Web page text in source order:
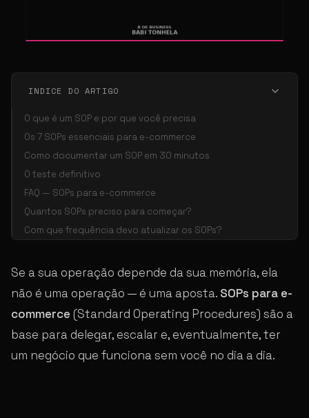
INDICE DO ARTIGO
O que é um SOP e por que você precisa
Os 7 SOPs essenciais para e-commerce
Como documentar um SOP em 30 minutos
O teste definitivo
FAQ — SOPs para e-commerce
Quantos SOPs preciso para começar?
Com que frequência devo atualizar os SOPs?
Se a sua operação depende da sua memória, ela
não é uma operação — é uma aposta. SOPs para e-
commerce (Standard Operating Procedures) são a
base para delegar, escalar e, eventualmente, ter
um negócio que funciona sem você no dia a dia.